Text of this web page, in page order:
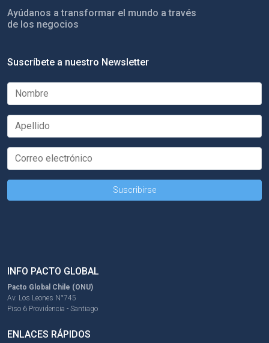
Ayúdanos a transformar el mundo a través
de los negocios
Suscríbete a nuestro Newsletter
INFO PACTO GLOBAL
Pacto Global Chile (ONU)
Av. Los Leones N°745
Piso 6 Providencia - Santiago
ENLACES RÁPIDOS